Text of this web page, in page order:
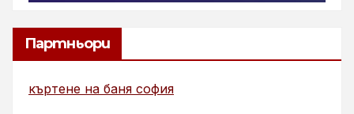
Партньори
къртене на баня софия